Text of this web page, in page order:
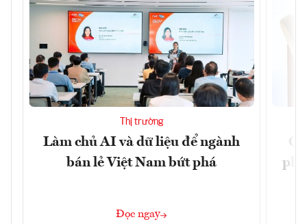
Thị trường
Làm chủ AI và dữ liệu để ngành
bán lẻ Việt Nam bứt phá
Đọc ngay